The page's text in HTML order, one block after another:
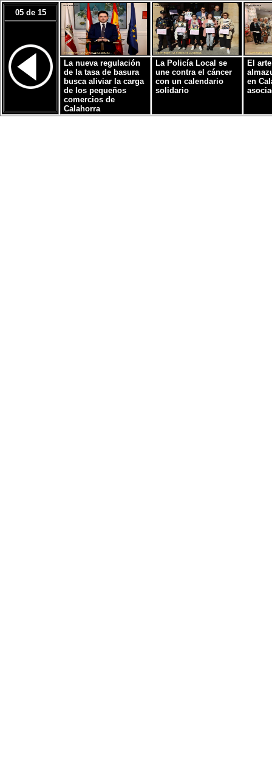
05 de 15
La nueva regulación
de la tasa de basura
busca aliviar la carga
de los pequeños
comercios de
Calahorra
La Policía Local se
une contra el cáncer
con un calendario
solidario
El
en